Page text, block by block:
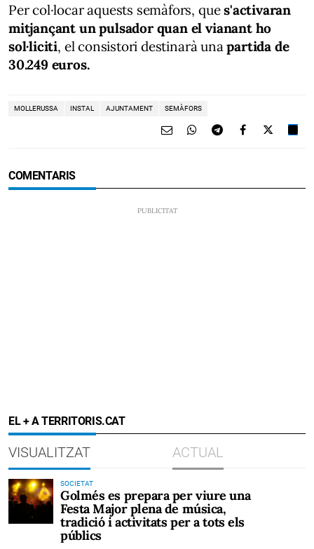
Per col·locar aquests semàfors, ques'activaran
mitjançant un pulsador quan el vianant ho
sol·liciti, el consistori destinarà unapartida de
30.249 euros.
MOLLERUSSA INSTAL AJUNTAMENT SEMÀFORS
COMENTARIS
EL + A TERRITORIS.CAT
VISUALITZAT ACTUAL
SOCIETAT
Golmés es prepara per viure una
Festa Major plena de música,
tradició i activitats per a tots els
públics